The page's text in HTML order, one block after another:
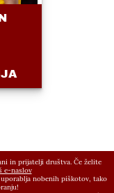
in prijatelji društva. Če želite
e-naslov
nobenih piškotov, tako